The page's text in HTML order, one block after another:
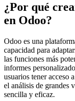
¿Por qué
en Odoo?
Odoo es una
capacidad para
las funciones más
informes
usuarios tener acceso
el análisis de grandes
sencilla y eficaz.